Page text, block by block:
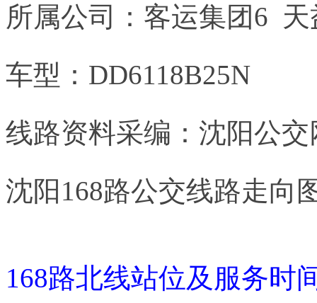
所属公司：客运集团6 天
车型：DD6118B25N
线路资料采编：沈阳公交
沈阳168路公交线路走向
168路北线站位及服务时